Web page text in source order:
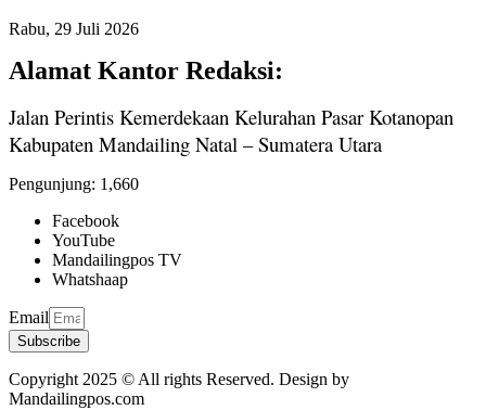
Rabu, 29 Juli 2026
Alamat Kantor Redaksi:
Jalan Perintis Kemerdekaan Kelurahan Pasar Kotanopan
Kabupaten Mandailing Natal – Sumatera Utara
Pengunjung: 1,660
Facebook
YouTube
Mandailingpos TV
Whatshaap
Email
Subscribe
Copyright 2025 © All rights Reserved. Design by
Mandailingpos.com